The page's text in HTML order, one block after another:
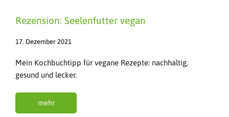
Rezension: Seelenfutter vegan
17. Dezember 2021
Mein Kochbuchtipp für vegane Rezepte: nachhaltig,
gesund und lecker.
mehr